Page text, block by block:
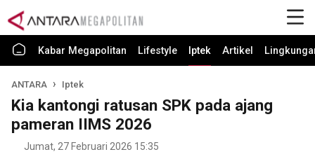
Kabar Megapolitan Lifestyle Iptek Artikel
ANTARA Iptek
Kia kantongi ratusan SPK pada ajang
pameran IIMS 2026
Jumat, 27 Februari 2026 15:35